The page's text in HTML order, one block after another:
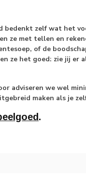
bedenkt zelf wat het
ze met tellen en
of de
ze het goed: zie jij er
adviseren we wel
maken als je
.